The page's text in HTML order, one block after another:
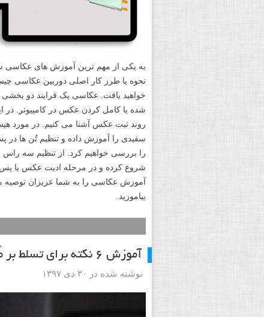
به یکی از مهم ترین آموزش های عکاسی
نحوه یا طرز کار اصلی دوربین عکاسی
شده یا کامل کردن عکس در کامپیوتر.
روند ثبت عکس آشنا می کنیم. در مورد
را بررسی خواهیم کرد. از تنظیم سه
آموزش عکاسی را به شما عزیزان توصیه
بیاموزید.
آموزش ۶ نکته برای تسلط بر مُد نوردهی دستی در دوربین دیجیتال
نوشته شده در ۳۰ دی ۱۳۹۷